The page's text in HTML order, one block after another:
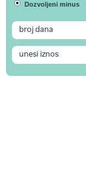
Dozvoljeni minus